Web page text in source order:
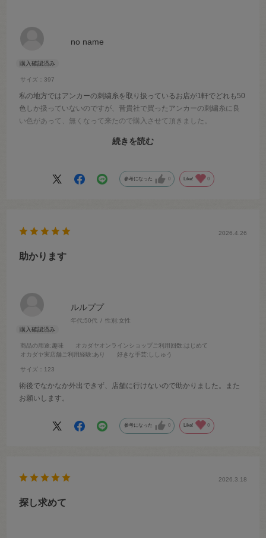
no name
サイズ：397
私の地方ではアンカーの刺繍糸を取り扱っているお店が1軒でどれも50
色しか扱っていないのですが、昔貴社で買ったアンカーの刺繍糸に良
い色があって、無くなって来たので購入させて頂きました。
アンカーの刺繍糸は数十年前に買った糸と色ブレがなく本当に驚きま
続きを読む
参考になった 0 Like! 0
ルルププ
年代:50代 性別:女性
商品の用途:趣味 オカダヤオンラインショップご利用回数:はじめて
オカダヤ実店舗ご利用経験:あり 好きな手芸:ししゅう
サイズ：123
2026.4.26
助かります
術後でなかなか外出できず、店舗に行けないので助かりました。また
お願いします。
参考になった 0 Like! 0
2026.3.18
探し求めて